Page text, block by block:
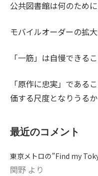
公共図書館は何のため
モバイルオーダーの拡
「一筋」は自慢できる
「原作に忠実」である
価する尺度となりうるか
最近のコメント
東京メトロの”Find my
関野 より